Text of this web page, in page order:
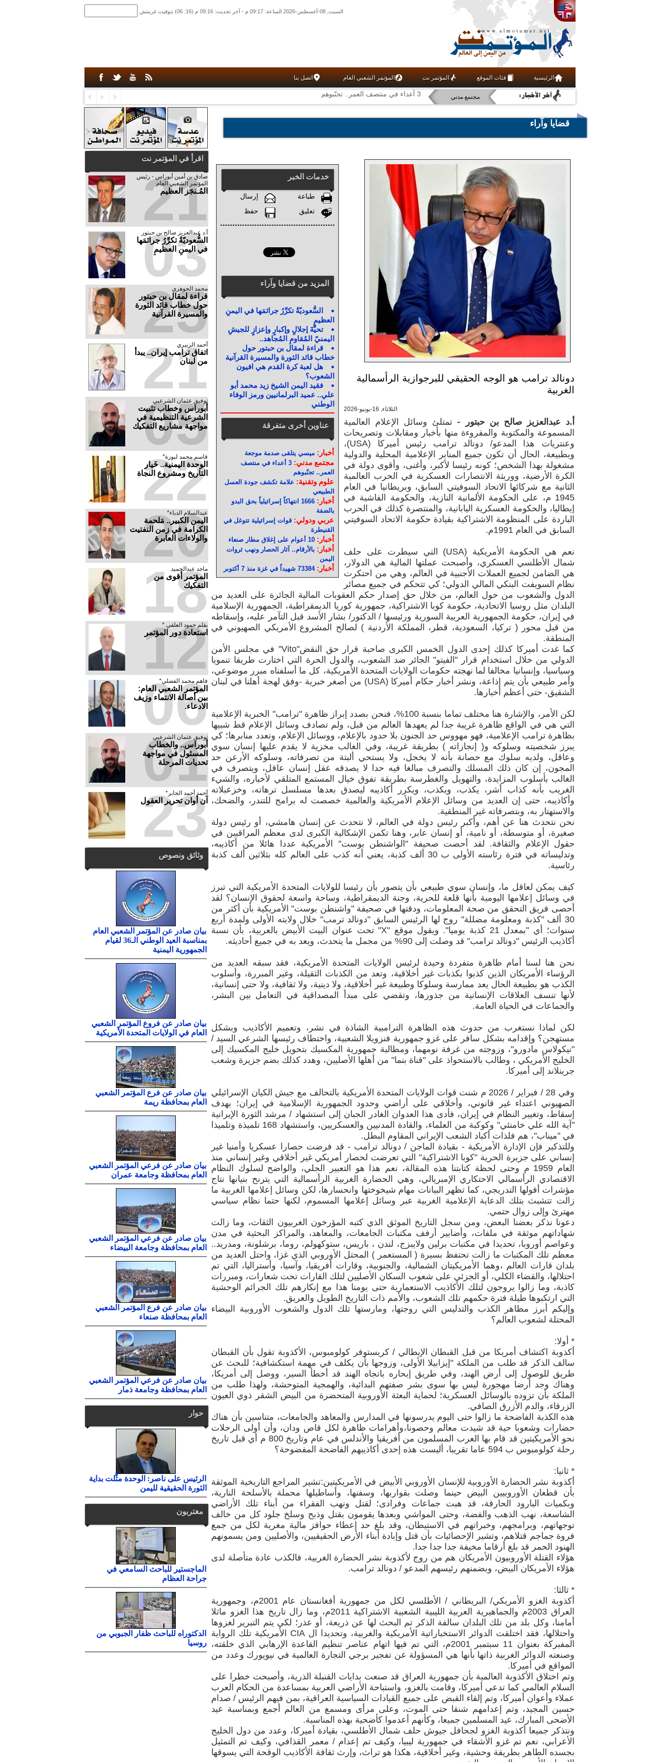
السبت, 08-أغسطس-2026 الساعة: 09:17 م - آخر تحديث: 09:16 م (16: 06) بتوقيت غرينتش
الرئيسية فئات الموقع المؤتمر نت المؤتمر الشعبي العام اتصل بنا
عربي ودولي
مجتمع مدني
فنون ومنوعات
علوم وتقنية 3 أعداء في منتصف العمر.. تجنّبوهم
قضايا وآراء
خدمات الخبر
طباعة
إرسال
تعليق
حفظ
المزيد من قضايا وآراء
السُّعوديّةُ تكرِّرُ جرائمَها في اليمنِ
العظيمِ
تحيَّةَ إجلالٍ وإكبارٍ وإعزازٍ للجيشِ
اليمنيّ المُقاومِ المُجاهد..
قراءة لمقال بن حبتور حول
خطاب قائد الثورة والمسيرة القرآنية
هل لعبة كرة القدم هي افيون
الشعوب؟
فقيد اليمن الشيخ زيد محمد أبو
علي.. عميد البرلمانيين ورمز الوفاء
الوطني
عناوين أخرى متفرقة
أخبار:ميسي يتلقى صدمة موجعة
مجتمع مدني:
3 أعداء في منتصف
العمر.. تجنّبوهم
علوم وتقنية: علامة تكشف جودة العسل
الطبيعي
أخبار:
1666 انتهاكاً إسرائيلياً بحق البدو
بالضفة
عربي ودولي:قوات إسرائيلية تتوغل في
القنيطرة
أخبار:10 أعوام على إغلاق مطار صنعاء
أخبار: بالأرقام.. آثار الحصار ونهب ثروات
اليمن
أخبار:73384 شهيداً في غزة منذ 7 أكتوبر
دونالد ترامب هو الوجه الحقيقي للبرجوازية الرأسمالية
الغربية
الثلاثاء, 16-يونيو-2026
أ.د عبدالعزيز صالح بن حبتور - تمتلئ وسائل الإعلام العالمية
المسموعة والمكتوبة والمقروءة منها بأخبار ومقابلات وتصريحات
وعنتريات هذا المدعو/ دونالد ترامب رئيس أميركا (USA)،
وبطبيعة، الحال أن تكون جميع المنابر الإعلامية المحلية والدولية
مشغولة بهذا الشخص؛ كونه رئيسا لأكبر، وأغنى، وأقوى دولة في
الكرة الأرضية، ووريثة الانتصارات العسكرية في الحرب العالمية
الثانية مع شركائها الاتحاد السوفيتي السابق، وبريطانيا في العام
1945 م، على الحكومة الألمانية النازية، والحكومة الفاشية في
إيطاليا، والحكومة العسكرية اليابانية، والمنتصرة كذلك في الحرب
الباردة على المنظومة الاشتراكية بقيادة حكومة الاتحاد السوفيتي
السابق في العام 1991م.
نعم هي الحكومة الأمريكية (USA) التي سيطرت على حلف
شمال الأطلسي العسكري، وأصبحت عملتها المالية هي الدولار،
هي الضامن لجميع العملات الأجنبية في العالم، وهي من احتكرت
نظام السويفت البنكي المالي الدولي؛ كي تتحكم في جميع مصائر
الدول والشعوب من حول العالم، من خلال حق إصدار حكم العقوبات المالية الجائرة على العديد من
البلدان مثل روسيا الاتحادية، حكومة كوبا الاشتراكية، جمهورية كوريا الديمقراطية، الجمهورية الإسلامية
في إيران، حكومة الجمهورية العربية السورية ورئيسها / الدكتور/ بشار الأسد قبل التآمر عليه، وإسقاطه
من قبل محور ( تركيا، السعودية، قطر، المملكة الأردنية ) لصالح المشروع الأمريكي الصهيوني في
المنطقة.
كما غدت أميركا كذلك إحدى الدول الخمس الكبرى صاحبة قرار حق النقض"Vito" في مجلس الأمن
الدولي من خلال استخدام قرار "الفيتو" الجائر ضد الشعوب، والدول الحرة التي اختارت طريقا تنمويا
وسياسيا، وإنسانيا مخالفا لما نهجته حكومات الولايات المتحدة الأمريكية، كل ما أسلفناه مبرر موضوعي،
وأمر طبيعي بأن يتم إذاعة، ونشر أخبار حكام أميركا (USA) من أصغر خبرية -وفق لهجة أهلنا في لبنان
الشقيق- حتى أعظم أخبارها.
لكن الأمر، والإشارة هنا مختلف تماما بنسبة 100%، فنحن بصدد إبراز ظاهرة "ترامب" الخبرية الإعلامية
التي هي في الواقع ظاهرة غريبة جدا لم يعهدها العالم من قبل، ولم تصادف وسائل الإعلام قط شبيها
بظاهرة ترامب الإعلامية، فهو مهووس حد الجنون بلا حدود بالإعلام، ووسائل الإعلام، وتعدد منابرها؛ كي
يبرز شخصيته وسلوكه و( إنجازاته ) بطريقة غريبة، وفي الغالب مخزية لا يقدم عليها إنسان سوي
وعاقل، ولديه سلوك مع حصانة بأنه لا يخجل، ولا يستحي ألبتة من تصرفاته، وسلوكه الأرعن حد
المجون، إن كان ذلك المسلك والتصرف مبالغا فيه حدا لا يصدقه عقل إنسان عاقل، ويتصرف في
الغالب بأسلوب المزايدة، والتهويل والغطرسة بطريقة تفوق خيال المستمع المتلقي لأخباره، والشيء
الغريب بأنه كذاب أشر، يكذب، ويكذب، ويكرر أكاذيبه ليصدق بعدها مسلسل ترهاته، وخزعبلاته
وأكاذيبه، حتى إن العديد من وسائل الإعلام الأمريكية والعالمية خصصت له برامج للتندر، والضحك،
والاستهتار به، وبتصرفاته غير المنطقية.
نحن نتحدث هنا عن أهم، وأكبر رئيس دولة في العالم، لا نتحدث عن إنسان هامشي، أو رئيس دولة
صغيرة، أو متوسطة، أو نامية، أو إنسان عابر، وهنا تكمن الإشكالية الكبرى لدى معظم المراقبين في
حقول الإعلام والثقافة. لقد أحصت صحيفة "الواشنطن بوست" الأمريكية عددا هائلا من أكاذيبه،
وتدليساته في فترة رئاسته الأولى ب 30 ألف كذبة، يعني أنه كذب على العالم كله بثلاثين ألف كذبة
رئاسية.
كيف يمكن لعاقل ما، وإنسان سوي طبيعي بأن يتصور بأن رئيسا للولايات المتحدة الأمريكية التي تبرز
في وسائل إعلامها اليومية بأنها قلعة للحرية، وجنة الديمقراطية، وساحة واسعة لحقوق الإنسان؟ لقد
أحصى فريق التحقق من صحة المعلومات، ودقتها في صحيفة "واشنطن بوست" الأمريكية بأن أكثر من
30 ألف "كذبة ومعلومة مضللة" روج لها الرئيس السابق "دونالد ترمب" خلال ولايته الأولى ولمدة أربع
سنوات؛ أي "بمعدل 21 كذبة يوميا". ويقول موقع "X" تحت عنوان البيت الأبيض بالعربية، بأن نسبة
أكاذيب الرئيس "دونالد ترامب" قد وصلت إلى 90% من مجمل ما يتحدث، ويعد به في جميع أحاديثه.
نحن هنا لسنا أمام ظاهرة متفردة وحيدة لرئيس الولايات المتحدة الأمريكية، فقد سبقه العديد من
الرؤساء الأمريكان الذين كذبوا بكذبات غير أخلاقية، وتعد من الكذبات الثقيلة، وغير المبررة، وأسلوب
الكذب هو بطبيعة الحال يعد ممارسة وسلوكا وطبيعة غير أخلاقية، ولا دينية، ولا ثقافية، ولا حتى إنسانية،
لأنها تنسف العلاقات الإنسانية من جذورها، وتقضي على مبدأ المصداقية في التعامل بين البشر،
والجماعات في الحياة العامة.
لكن لماذا نستغرب من حدوث هذه الظاهرة الترامبية الشاذة في نشر، وتعميم الأكاذيب وبشكل
مستهجن؟ وإقدامه بشكل سافر على غزو جمهورية فنزويلا الشعبية، واختطاف رئيسها الشرعي السيد /
"نيكولاس مادورو"، وزوجته من غرفة نومهما، ومطالبة جمهورية المكسيك بتحويل خليج المكسيك إلى
الخليج الأمريكي ، وطالب بالاستحواذ على "قناة بنما" من أهلها الأصليين، وهدد كذلك بضم جزيرة وشعب
جرينلاند إلى أميركا.
وفي 28 / فبراير / 2026 م شنت قوات الولايات المتحدة الأمريكية بالتحالف مع جيش الكيان الإسرائيلي
الصهيوني اعتداء غير قانوني، وأخلاقي على أراضي وحدود الجمهورية الإسلامية في إيران؛ بهدف
إسقاط، وتغيير النظام في إيران، فأدى هذا العدوان الغادر الجبان إلى استشهاد / مرشد الثورة الإيرانية
"آية الله علي خامنئي" وكوكبة من العلماء، والقادة المدنيين والعسكريين، واستشهاد 168 تلميذة وتلميذا
في "ميناب"، هم فلذات أكباد الشعب الإيراني المقاوم البطل.
وللتذكير فإن الإدارة الأمريكية - بقيادة الماجن / دونالد ترامب - قد فرضت حصارا عسكريا وأمنيا غير
إنساني على جزيرة الحرية "كوبا الاشتراكية" التي تعرضت لحصار أمريكي غير أخلاقي وغير إنساني منذ
العام 1959 م وحتى لحظة كتابتنا هذه المقالة، نعم هذا هو التعبير الجلي، والواضح لسلوك النظام
الاقتصادي الرأسمالي الاحتكاري الإمبريالي، وهي الحضارة الغربية الرأسمالية التي يترنح بنيانها نتاج
مؤشرات أفولها التدريجي، كما تظهر البيانات مهام شيخوختها وانحسارها، لكن وسائل إعلامها الغربية ما
زالت تتشبث بتلك الدعاية الإعلامية الغربية عبر وسائل إعلامها المسموم، لكنها حتما نظام سياسي
مهترئ وإلى زوال حتمي.
دعونا نذكر بعضنا البعض، ومن سجل التاريخ الموثق الذي كتبه المؤرخون الغربيون الثقات، وما زالت
شهاداتهم موثقة في ملفات، وأضابير أرفف مكتبات الجامعات، والمعاهد، والمراكز البحثية في مدن
وعواصم أوروبا، تحديدا في مكتبات برلين ولايبزج، لندن ، باريس، ستوكهولم، روما، برشلونة، ومدريد..
معظم تلك المكتبات ما زالت تحتفظ بسيرة ( المستعمر ) المحتل الأوروبي الذي غزا، واحتل العديد من
بلدان قارات العالم ،وهما الأمريكيتان الشمالية، والجنوبية، وقارات أفريقيا، وآسيا، وأستراليا، التي تم
احتلالها، والقضاء الكلي، أو الجزئي على شعوب السكان الأصليين لتلك القارات تحت شعارات، ومبررات
كاذبة، وما زالوا يروجون لتلك الأكاذيب الاستعمارية حتى يومنا هذا مع إنكارهم تلك الجرائم الوحشية
التي ارتكبوها طيلة فترة حكمهم تلك الشعوب، والأمم ذات التاريخ الطويل والعريق.
وإليكم أبرز مظاهر الكذب والتدليس التي روجتها، ومارستها تلك الدول والشعوب الأوروبية البيضاء
المحتلة لشعوب العالم؟
* أولا:
أكذوبة اكتشاف أمريكا من قبل القبطان الإيطالي / كريستوفر كولومبوس، الأكذوبة تقول بأن القبطان
سالف الذكر قد طلب من الملكة "إيزابيلا الأولى، وزوجها بأن يكلف في مهمة استكشافية؛ للبحث عن
طريق للوصول إلى أرض الهند، وفي طريق إبحاره باتجاه الهند قد أخطأ السير، ووصل إلى أمريكا،
وهناك وجد أرضا مهجورة ليس بها سوى بشر صفتهم البدائية، والهمجية المتوحشة، ولهذا طلب من
الملكة بأن تزوده بالوسائل العسكرية؛ لحماية البعثة الأوروبية المتحضرة من البيض الشقر ذوي العيون
الزرقاء، والدم الأزرق الصافي.
هذه الكذبة الفاضحة ما زالوا حتى اليوم يدرسونها في المدارس والمعاهد والجامعات، متناسين بأن هناك
حضارات وشعوبا حية قد شيدت معالم وحصونا،وأهرامات ظاهرة لكل قاص ودان، وأن أولى الرحلات
نحو الأمريكيتين قد قام بها العرب المسلمون من أفريقيا والأندلس في عام وتاريخ 800 م أي قبل تاريخ
رحلة كولومبوس ب 594 عاما تقريبا، أليست هذه إحدى أكاذيبهم الفاضحة المفضوحة؟
* ثانيا:
أكذوبة نشر الحضارة الأوروبية للإنسان الأوروبي الأبيض في الأمريكيتين:تشير المراجع التاريخية الموثقة
بأن قطعان الأوروبيين البيض حينما وصلت بقواربها، وسفنها، وأساطيلها محملة بالأسلحة النارية،
وبكميات البارود الحارقة، قد هبت جماعات وفرادى؛ لقتل ونهب الفقراء من أبناء تلك الأراضي
الشاسعة، نهب الذهب والفضة، وحتى المواشي وبعدها يقومون بقتل وذبح وسلخ جلود كل من خالف
توجهاتهم، وبرامجهم، وخبراتهم في الاستيطان، وقد بلغ حد إعطاء حوافز مالية مغرية لكل من جمع
فروة جماجم قتلاهم، وتشير الإحصائيات بأن قتل وإبادة أبناء الأرض الحقيقيين، والأصليين ومن يسمونهم
الهنود الحمر قد بلغ أرقاما مخيفة جدا جدا جدا.
هؤلاء القتلة الأوروبيون الأمريكان هم من روج لأكذوبة نشر الحضارة الغربية، فالكذب عادة متأصلة لدى
هؤلاء الأمريكان البيض، وبضمنهم رئيسهم المدعو / دونالد ترامب.
* ثالثا:
أكذوبة الغزو الأمريكي/ البريطاني / الأطلسي لكل من جمهورية أفغانستان عام 2001م، وجمهورية
العراق 2003م والجماهيرية العربية الليبية الشعبية الاشتراكية 2011م، وما زال تاريخ هذا الغزو ماثلا
أمامنا، وكل بلد من تلك البلدان سالفة الذكر تم البحث لها عن ذريعة، أو عذر؛ لكي يتم التبرير لغزوها
واحتلالها، فقد اختلقت الدوائر الاستخباراتية الأمريكية والغربية، وتحديدا ال CIA الأمريكية تلك الرواية
المفبركة بعنوان 11 سبتمبر 2001م، التي تم فيها اتهام عناصر تنظيم القاعدة الإرهابي الذي خلقته،
وصنعته الدوائر الغربية ذاتها بأنها هي المسؤولة عن تفجير برجي التجارة العالمية في نيويورك وعدد من
المواقع في أميركا.
وتم اختلاق الأكذوبة العالمية بأن جمهورية العراق قد صنعت بدايات القنبلة الذرية، وأصبحت خطرا على
السلام العالمي كما تدعي أميركا، وقامت بالغزو، واستباحة الأراضي العربية بمساعدة من الحكام العرب
عملاء وأعوان أميركا، وتم إلقاء القبض على جميع القيادات السياسية العراقية، بمن فيهم الرئيس / صدام
حسين المجيد، وتم إعدامهم شنقا حتى الموت، وعلى مرأى ومسمع من العالم أجمع وبمناسبة عيد
الأضحى المبارك، عيد المسلمين جميعا، وكأنهم أعدموا كأضحية بهذه المناسبة.
ونتذكر جميعا أكذوبة الغزو لجحافل جيوش حلف شمال الأطلسي، بقيادة أميركا، وعدد من دول الخليج
الأعرابي، نعم تم غزو الأشقاء في جمهورية ليبيا، وكيف تم إعدام / معمر القذافي، وكيف تم التمثيل
بجسده الطاهر بطريقة وحشية، وغير أخلاقية، هكذا هو تراث، وإرث ثقافة الأكاذيب الوقحة التي يسوقها
اقرأ في المؤتمر نت
صادق‮ ‬بن‮ ‬أمين‮ ‬أبوراس - رئيس‮
‬المؤتمر‮ ‬الشعبي‮ ‬العام
المُـنجَز العظيم
21
أ.د عبدالعزيز صالح بن حبتور
السُّعوديّةُ تكرِّرُ جرائمَها
في اليمنِ العظيمِ
03
محمد الجوهري
قراءة لمقال بن حبتور
حول خطاب قائد الثورة
والمسيرة القرآنية
25
أحمد الزبيري
اتفاق ترامب إيران.. يبدأ
من لبنان
21
توفيق عثمان الشرعبي
أبوراس وخطاب تثبيت
الشرعية التنظيمية في
مواجهة مشاريع التفكيك
05
قاسم محمد لبوزة*
الوحدة اليمنية.. خَيار
التاريخ ومشروع النجاة
22
عبدالسلام الدباء*
​اليمن الكبير.. مَلحمة
الكرامة في زمن التفتيت
والولاءات العابرة
20
ماجد عبدالحميد
المؤتمر أقوى من
التفكيك
18
بقلم حمود العلفي *
استعادة دور المؤتمر
12
فاهم محمد الفضلي*
المؤتمر الشعبي العام:
بين أصالة الانتماء وزيف
الادعاء.
06
توفيق عثمان الشرعبي
أبوراس.. والخطاب
المسئول في مواجهة
تحديات المرحلة
01
أحمد أحمد الجابر*
آن أوان تحرير العقول
23
وثائق ونصوص
بيان صادر عن المؤتمر الشعبي العام
بمناسبة العيد الوطني الـ36 لقيام
الجمهورية اليمنية
بيان صادر عن فروع المؤتمر الشعبي
العام في الولايات المتحدة الأمريكية
بيان صادر عن فرع المؤتمر الشعبي
العام بمحافظة ريمة
بيان صادر عن فرعي المؤتمر الشعبي
العام بمحافظة وجامعة عمران
بيان صادر عن فرعي المؤتمر الشعبي
العام بمحافظة وجامعة البيضاء
بيان صادر عن فرع المؤتمر الشعبي
العام بمحافظة صنعاء
بيان صادر عن فرعي المؤتمر الشعبي
العام بمحافظة وجامعة ذمار
حوار
الرئيس على ناصر: الوحدة مثَّلت بداية
الثورة الحقيقية لليمن
مغتربون
الماجستير للباحث السامعي في
جراحة العظام
الدكتوراه للباحث ظفار الجبوبي من
روسيا